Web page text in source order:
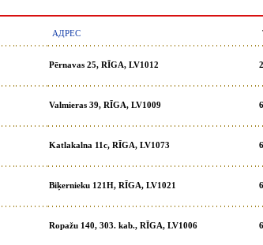
АДРЕС
Pērnavas 25, RĪGA, LV1012
Valmieras 39, RĪGA, LV1009
Katlakalna 11c, RĪGA, LV1073
Biķernieku 121H, RĪGA, LV1021
Ropažu 140, 303. kab., RĪGA, LV1006